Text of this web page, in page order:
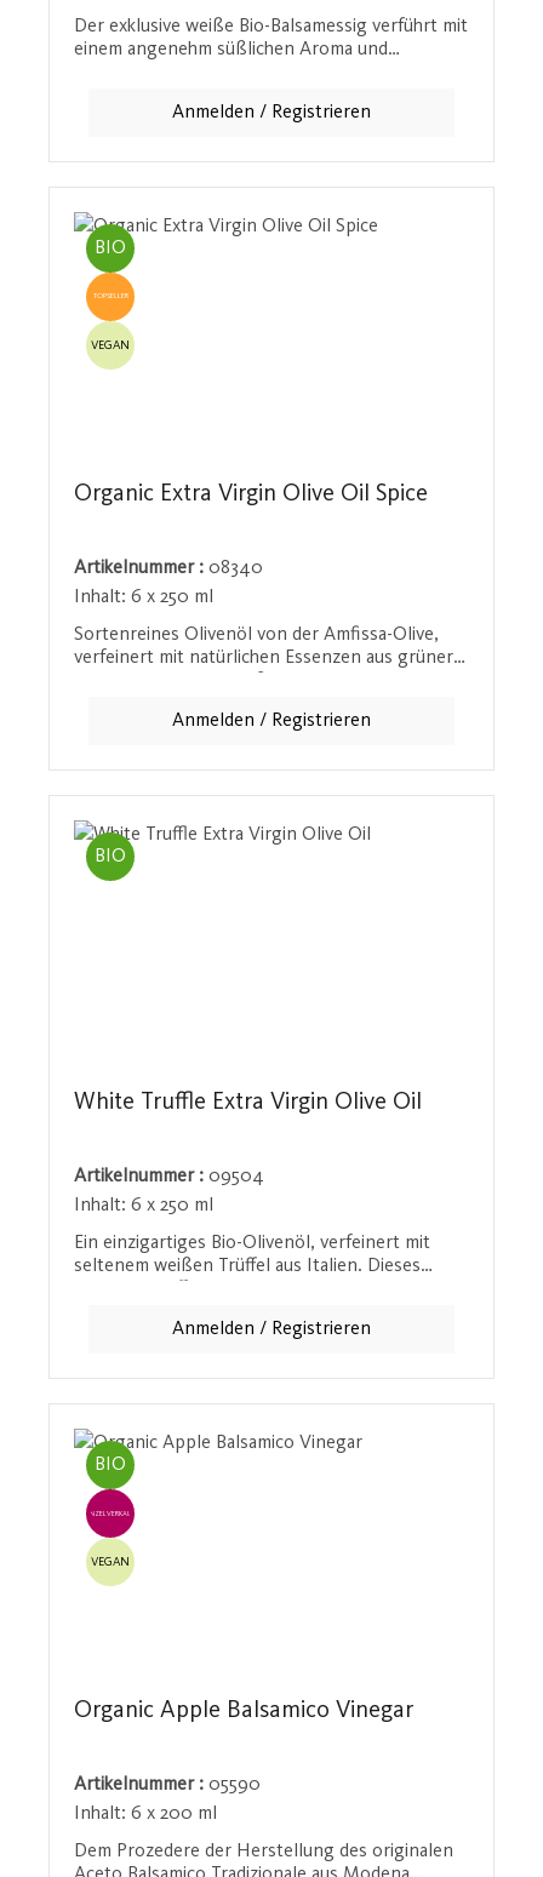
Der exklusive weiße Bio-Balsamessig verführt mit
einem angenehm süßlichen Aroma und
charakteristischen Geschmack durch die
am Ende des Entstehungsprozesses. Ideal für die
Verfeinerung von Salaten, Gemüsegerichten
oder sogar Desserts - dieser Balsamessig bringt
einen Hauch von Luxus in die Küche.
Anmelden / Registrieren
BIO
TOPSELLER
VEGAN
Organic Extra Virgin Olive Oil Spice
Artikelnummer : 08340
Inhalt: 6 x 250 ml
Sortenreines Olivenöl von der Amfissa-Olive,
verfeinert mit natürlichen Essenzen aus grüner
eine aufregende Geschmacksvielfalt und verleiht
fein und ausgewogen bleibt. Ideal für alle, die
ihrer Küche einen Hauch von Schärfe und
Raffinesse verleihen möchten. Bio-
Kontrollstellennr.: AT-BIO-201
Anmelden / Registrieren
BIO
White Truffle Extra Virgin Olive Oil
Artikelnummer : 09504
Inhalt: 6 x 250 ml
Ein einzigartiges Bio-Olivenöl, verfeinert mit
seltenem weißen Trüffel aus Italien. Dieses
Knoblauch begleitet wird. Ein wahrer Luxus, der
unvergesslichen Geschmackserlebnis macht. Bio-
Kontrollstellennr.: AT-BIO-201
Anmelden / Registrieren
BIO
EINZELVERKAUF
VEGAN
Organic Apple Balsamico Vinegar
Artikelnummer : 05590
Inhalt: 6 x 200 ml
Dem Prozedere der Herstellung des originalen